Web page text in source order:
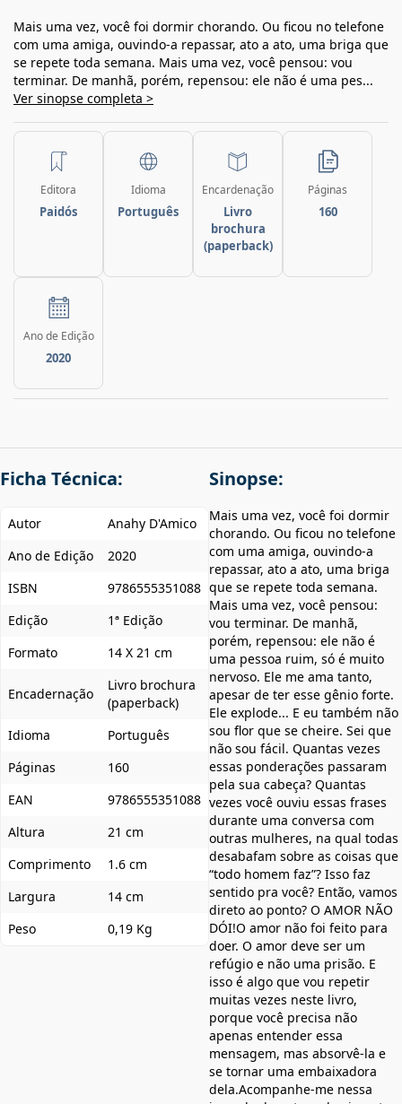
Mais uma vez, você foi dormir chorando. Ou ficou no telefone
com uma amiga, ouvindo-a repassar, ato a ato, uma briga que
se repete toda semana. Mais uma vez, você pensou: vou
terminar. De manhã, porém, repensou: ele não é uma pes...
Ver sinopse completa >
Editora
Paidós
Idioma
Português
Encardenação
Livro
brochura
(paperback)
Páginas
160
Ano de Edição
2020
Ficha Técnica:
Autor
Anahy D'Amico
Ano de Edição
2020
ISBN
9786555351088
Edição
1ª Edição
Formato
14 X 21 cm
Encadernação
Livro brochura
(paperback)
Idioma
Português
Páginas
160
EAN
9786555351088
Altura
21 cm
Comprimento
1.6 cm
Largura
14 cm
Peso
0,19 Kg
Sinopse:
Mais uma vez, você foi dormir
chorando. Ou ficou no telefone
com uma amiga, ouvindo-a
repassar, ato a ato, uma briga
que se repete toda semana.
Mais uma vez, você pensou:
vou terminar. De manhã,
porém, repensou: ele não é
uma pessoa ruim, só é muito
nervoso. Ele me ama tanto,
apesar de ter esse gênio forte.
Ele explode... E eu também não
sou flor que se cheire. Sei que
não sou fácil. Quantas vezes
essas ponderações passaram
pela sua cabeça? Quantas
vezes você ouviu essas frases
durante uma conversa com
outras mulheres, na qual todas
desabafam sobre as coisas que
“todo homem faz”? Isso faz
sentido pra você? Então, vamos
direto ao ponto? O AMOR NÃO
DÓI!O amor não foi feito para
doer. O amor deve ser um
refúgio e não uma prisão. E
isso é algo que vou repetir
muitas vezes neste livro,
porque você precisa não
apenas entender essa
mensagem, mas absorvê-la e
se tornar uma embaixadora
dela.Acompanhe-me nessa